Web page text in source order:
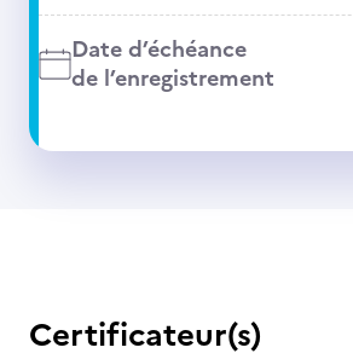
Date d’échéance
de l’enregistrement
Certificateur(s)